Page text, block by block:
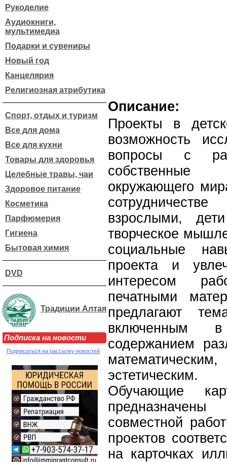
Рукоделие
Аудиокниги,
мультимедиа
Подарки и сувениры
Новый год
Канцелярия
Религиозная атрибутика
Спорт, отдых и туризм
Все для дома
Все для кухни
Товары для здоровья
Целебные травы, чаи
Здоровое питание
Косметика
Парфюмерия
Гигиена
Бытовая химия
DVD
Традиции Алтая
Подписка на новости
Подписаться на рассылку новостей
Описание:
Проекты в
возможность
вопросы с
собственные
окружающего
взрослыми,
творческое
социальные
проекта и
интересом
печатными
предлагают
включенным
содержанием
эстетическим.
Обучающие
совместной
проектов
на карточках